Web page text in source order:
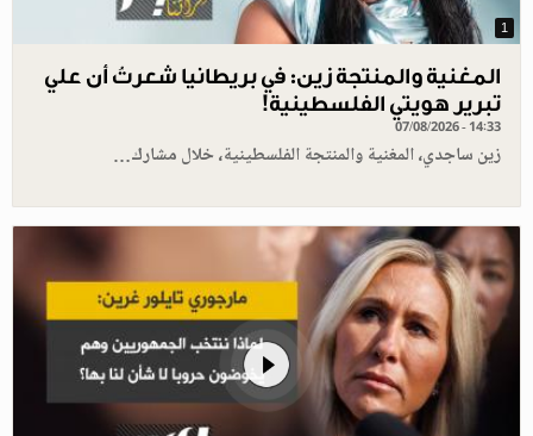
1
المغنية والمنتجة زين: في بريطانيا شعرتُ أن علي
تبرير هويتي الفلسطينية!
07/08/2026 - 14:33
زين ساجدي، المغنية والمنتجة الفلسطينية، خلال مشارك…